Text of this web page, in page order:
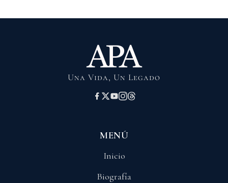
Una Vida, Un Legado
MENÚ
Inicio
Biografía